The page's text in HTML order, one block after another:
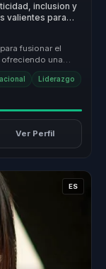
inclusion y
valientes para
fusionar el
una
Liderazgo
Ver Perfil
ES